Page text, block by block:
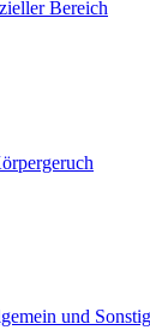
Bereich
und